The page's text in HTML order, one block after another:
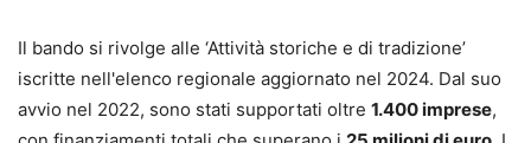
Il bando si rivolge alle ‘Attività storiche e di tradizione’
iscritte nell'elenco regionale aggiornato nel 2024. Dal suo
avvio nel 2022, sono stati supportati oltre 1.400 imprese,